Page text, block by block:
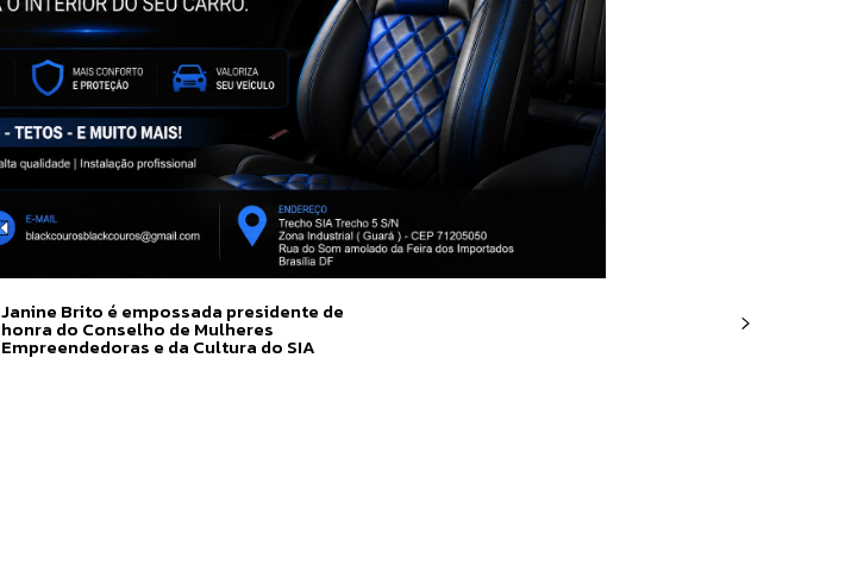
Janine Brito é empossada presidente de
honra do Conselho de Mulheres
Empreendedoras e da Cultura do SIA